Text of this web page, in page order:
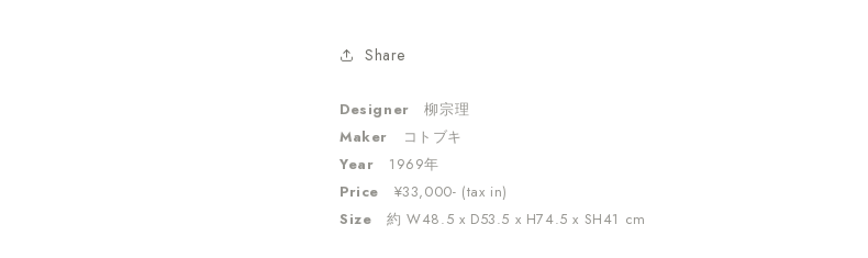
Share
Designer 柳宗理
Maker コトブキ
Year 1969年
Price ¥33,000- (tax in)
Size
約 W48.5 x D53.5 x H74.5 x SH41 cm